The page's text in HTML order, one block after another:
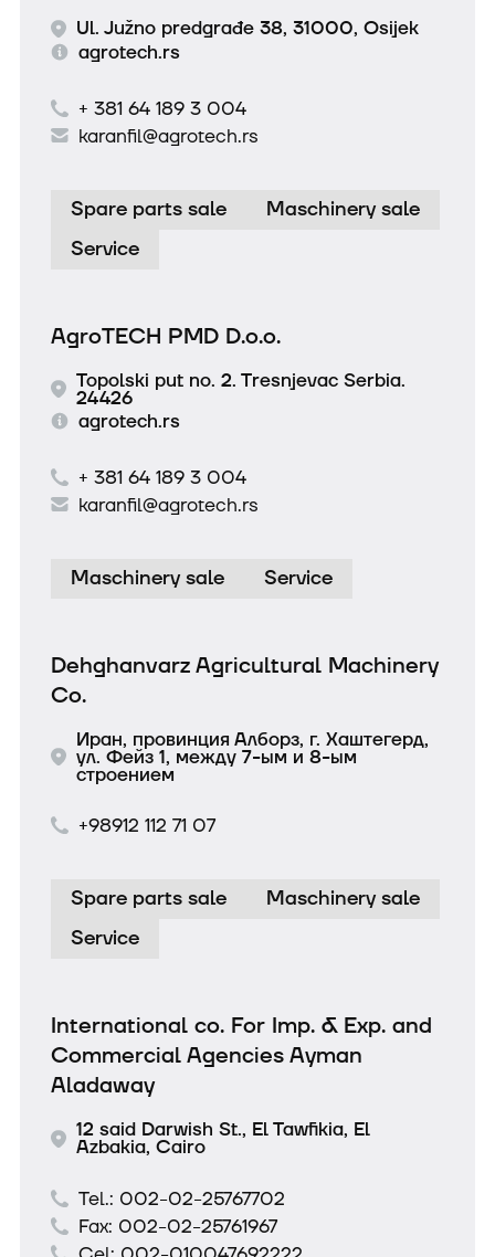
Ul. Južno predgrađe 38, 31000, Osijek
agrotech.rs
+ 381 64 189 3 004
karanfil@agrotech.rs
Spare parts sale
Maschinery sale
Service
AgroTECH PMD D.o.o.
Topolski put no. 2. Tresnjevac Serbia.
24426
agrotech.rs
+ 381 64 189 3 004
karanfil@agrotech.rs
Maschinery sale Service
Dehghanvarz Agricultural Machinery
Co.
Иран, провинция Алборз, г. Хаштегерд,
ул. Фейз 1, между 7-ым и 8-ым
строением
+98912 112 71 07
Spare parts sale
Maschinery sale
Service
International co. For Imp. & Exp. and
Commercial Agencies Ayman
Aladaway
12 said Darwish St., El Tawfikia, El
Azbakia, Cairo
Tel.: 002-02-25767702
Fax: 002-02-25761967